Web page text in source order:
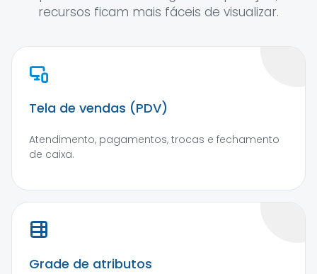
recursos ficam mais fáceis de visualizar.
Tela de vendas (PDV)
Atendimento, pagamentos, trocas e fechamento
de caixa.
Grade de atributos